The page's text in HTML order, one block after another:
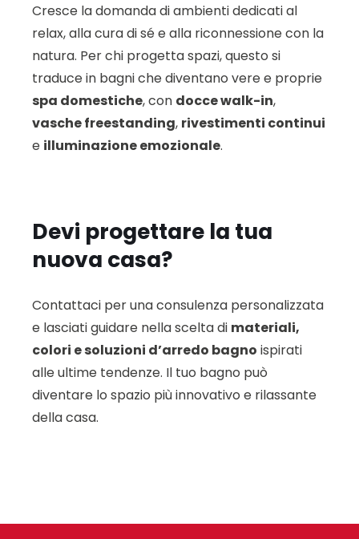
Cresce la domanda di ambienti dedicati al
relax, alla cura di sé e alla riconnessione con la
natura. Per chi progetta spazi, questo si
traduce in bagni che diventano vere e proprie
spa domestiche, con docce walk-in,
vasche freestanding, rivestimenti continui
e illuminazione emozionale.
Devi progettare la tua
nuova casa?
Contattaci per una consulenza personalizzata
e lasciati guidare nella scelta di materiali,
colori e soluzioni d’arredo bagno ispirati
alle ultime tendenze. Il tuo bagno può
diventare lo spazio più innovativo e rilassante
della casa.